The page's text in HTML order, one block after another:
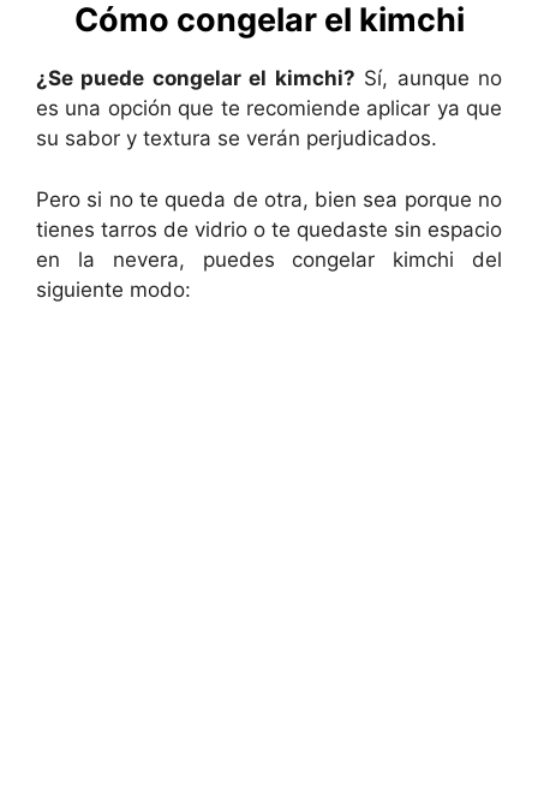
Cómo congelar el kimchi
¿Se puede congelar el kimchi? Sí, aunque no
es una opción que te recomiende aplicar ya que
su sabor y textura se verán perjudicados.
Pero si no te queda de otra, bien sea porque no
tienes tarros de vidrio o te quedaste sin espacio
en la nevera, puedes congelar kimchi del
siguiente modo: